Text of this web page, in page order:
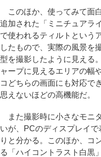
このほか、使ってみて面
追加された「ミニチュアラ
で使われるティルトという
したもので、実際の風景を
型を撮影したように見える
ャープに見えるエリアの幅
コどちらの画面にも対応で
思えないほどの高機能だ。
また撮影時に小さなモニ
いが、PCのディスプレイ
りと分かる。このほか、コ
る「ハイコントラスト白黒